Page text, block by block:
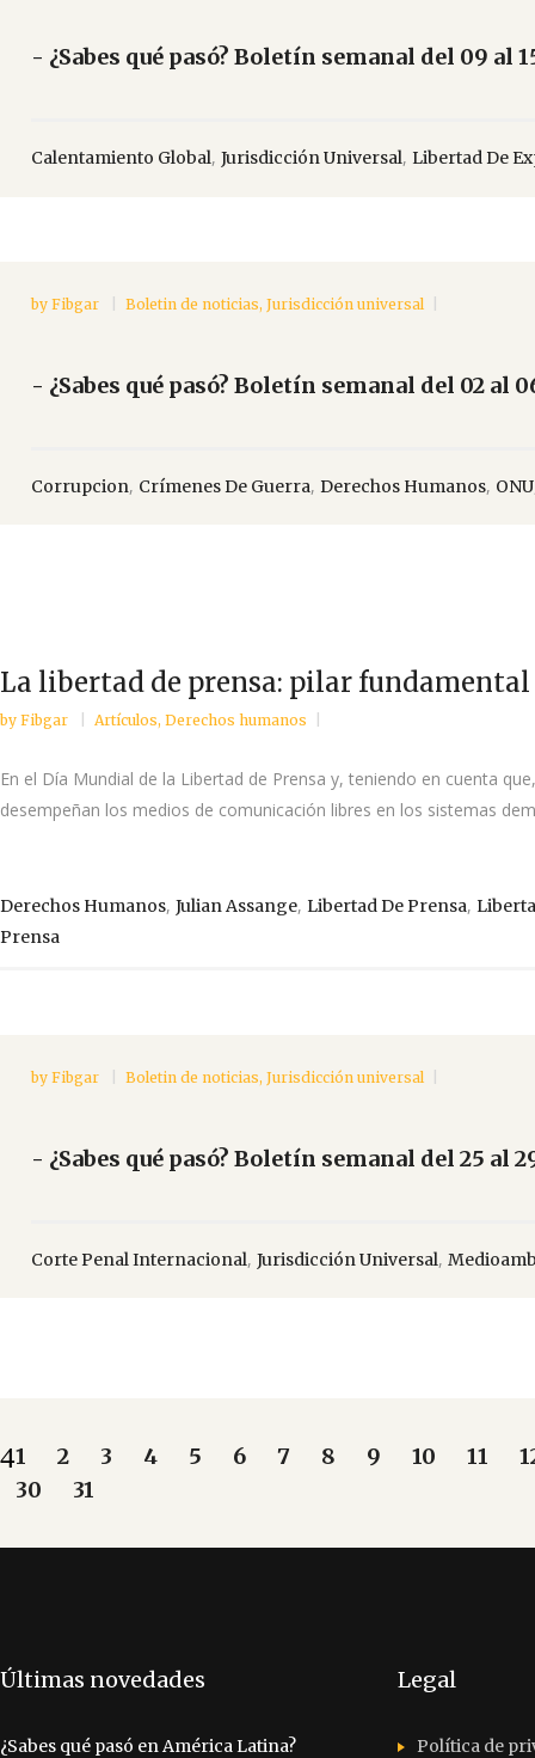
- ¿Sabes qué pasó? Boletín semanal del 09 al
Calentamiento Global, Jurisdicción Universal, Libertad De
by Fibgar Boletin de noticias, Jurisdicción universal
- ¿Sabes qué pasó? Boletín semanal del 02 al
Corrupcion, Crímenes De Guerra, Derechos Humanos, ONU
La libertad de prensa: pilar
by Fibgar Artículos, Derechos humanos
En el Día Mundial de la Libertad de Prensa y, teniendo en cuenta
desempeñan los medios de comunicación libres en los sistemas
Derechos Humanos, Julian Assange, Libertad De Prensa,
Prensa
by Fibgar Boletin de noticias, Jurisdicción universal
- ¿Sabes qué pasó? Boletín semanal del 25 al
Corte Penal Internacional, Jurisdicción Universal,
1 2 3 4 5 6 7 8 9 10 11
30
31
Últimas novedades
¿Sabes qué pasó en América Latina?
Legal
Política de